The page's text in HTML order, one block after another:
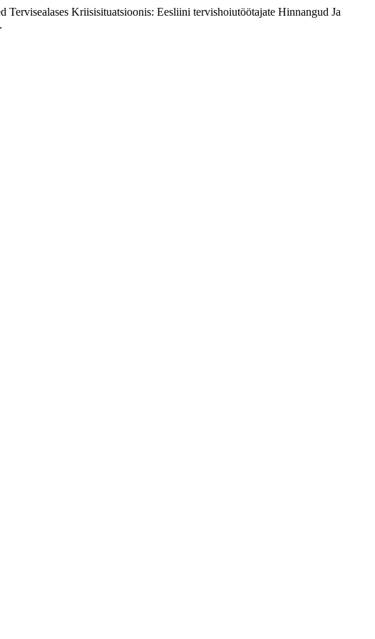
Kriisisituatsioonis: Eesliini tervishoiutöötajate Hinnangud Ja